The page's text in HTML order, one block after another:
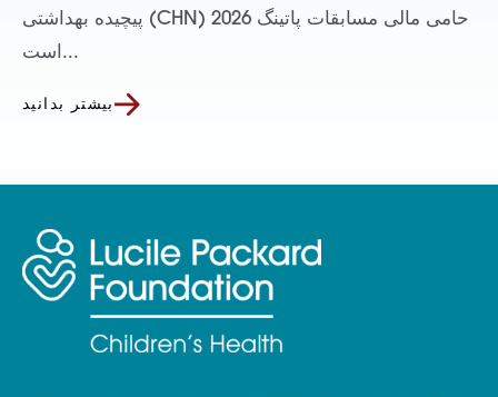
پیچیده بهداشتی (CHN) حامی مالی مسابقات پاتینگ 2026
است...
بیشتر بدانید